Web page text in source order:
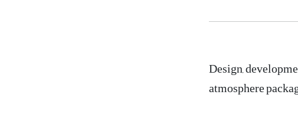
Design,
atmosphere